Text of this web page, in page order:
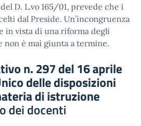
D. L.vo 165/01, prevede che i
dal Preside. Un’incongruenza
in vista di una riforma degli
non è mai giunta a termine.
n. 297 del 16 aprile
delle disposizioni
di istruzione
dei docenti